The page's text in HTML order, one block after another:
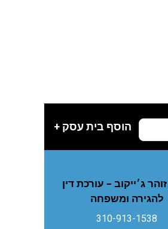
הוסף בית עסק +
ג׳ייקוב – עורכת דין
להגירה ומשפחה
310-913-1538